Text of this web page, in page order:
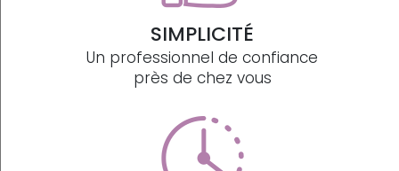
SIMPLICITÉ
Un professionnel de confiance
près de chez vous